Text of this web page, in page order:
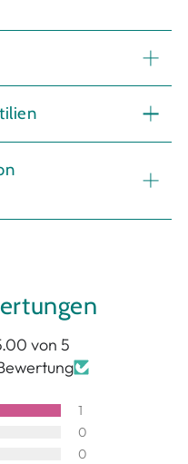
von 5
1
0
0